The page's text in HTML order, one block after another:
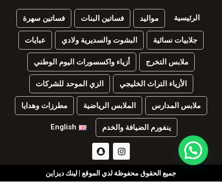
الرئيسية مواليد فساتين البنات فساتين سهرة
جلابيات نسائية البشوت والسديرية ولادي عبايات
ملابس التخرج أزياء واكسسورات اليوم الوطني
الأزياء التراث الخليجي الزي الموحد للشركات
ملابس المدارس الملابس الرياضية مطرزات وهدايا
ينفورم الضيافة والخدم English
جميع الحقوق محفوظة لدي الموقع | لينك ديزاين